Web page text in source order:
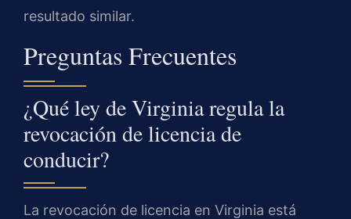
resultado similar.
Preguntas Frecuentes
¿Qué ley de Virginia regula la
revocación de licencia de
conducir?
La revocación de licencia en Virginia está